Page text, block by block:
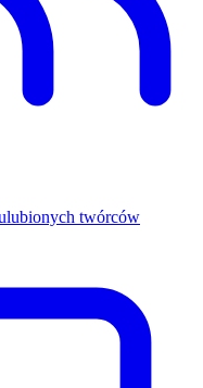
twórców